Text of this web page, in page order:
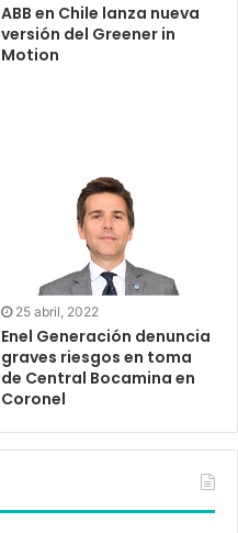
ABB en Chile lanza nueva
versión del Greener in
Motion
25 abril, 2022
Enel Generación denuncia
graves riesgos en toma
de Central Bocamina en
Coronel